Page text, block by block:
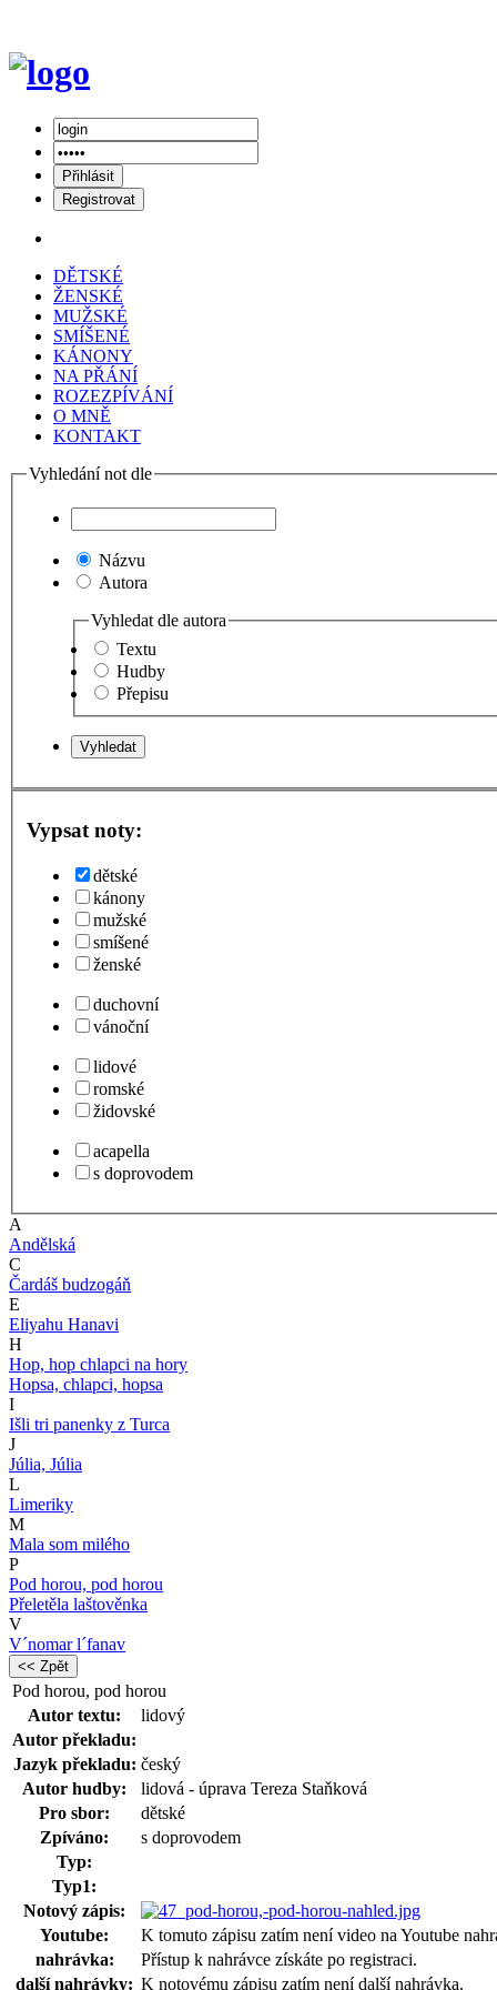
DĚTSKÉ
ŽENSKÉ
MUŽSKÉ
SMÍŠENÉ
KÁNONY
NA PŘÁNÍ
ROZEZPÍVÁNÍ
O MNĚ
KONTAKT
Vyhledání not dle
Názvu
Autora
Vyhledat dle autora
Textu
Hudby
Přepisu
Vypsat noty:
dětské
kánony
mužské
smíšené
ženské
duchovní
vánoční
lidové
romské
židovské
acapella
s doprovodem
A
Andělská
C
Čardáš budzogáň
E
Eliyahu Hanavi
H
Hop, hop chlapci na hory
Hopsa, chlapci, hopsa
I
Išli tri panenky z Turca
J
Júlia, Júlia
L
Limeriky
M
Mala som milého
P
Pod horou, pod horou
Přeletěla laštověnka
V
V´nomar l´fanav
<< Zpět
Pod horou, pod horou
Autor textu:
lidový
Autor překladu:
Jazyk překladu: český
Autor hudby:
lidová - úprava Tereza Staňková
Pro sbor:
dětské
Zpíváno:
s doprovodem
Typ:
Typ1:
Notový zápis:
Youtube:
K tomuto zápisu zatím není video na Youtube
nahrávka:
Přístup k nahrávce získáte po registraci.
další nahrávky: K notovému zápisu zatím není další nahrávka.